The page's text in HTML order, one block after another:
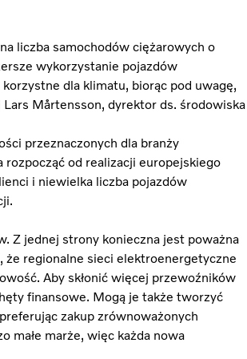
liczba samochodów ciężarowych o
wykorzystanie pojazdów
dla klimatu, biorąc pod uwagę,
Mårtensson, dyrektor ds. środowiska
przeznaczonych dla branży
od realizacji europejskiego
i niewielka liczba pojazdów
Z jednej strony konieczna jest poważna
że regionalne sieci elektroenergetyczne
Aby skłonić więcej przewoźników
finansowe. Mogą je także tworzyć
zakup zrównoważonych
małe marże, więc każda nowa